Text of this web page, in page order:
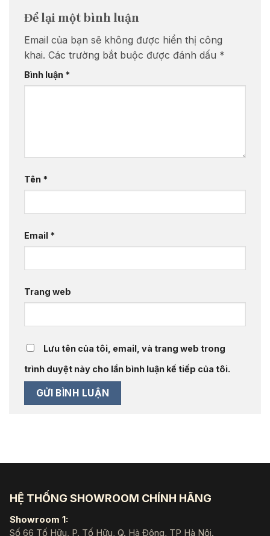
Để lại một bình luận
Email của bạn sẽ không được hiển thị công
khai. Các trường bắt buộc được đánh dấu *
Bình luận *
Tên *
Email *
Trang web
Lưu tên của tôi, email, và trang web trong
trình duyệt này cho lần bình luận kế tiếp của tôi.
HỆ THỐNG SHOWROOM CHÍNH HÃNG
Showroom 1:
Số 66 Tố Hữu, P. Tố Hữu, Q. Hà Đông, TP Hà Nội.